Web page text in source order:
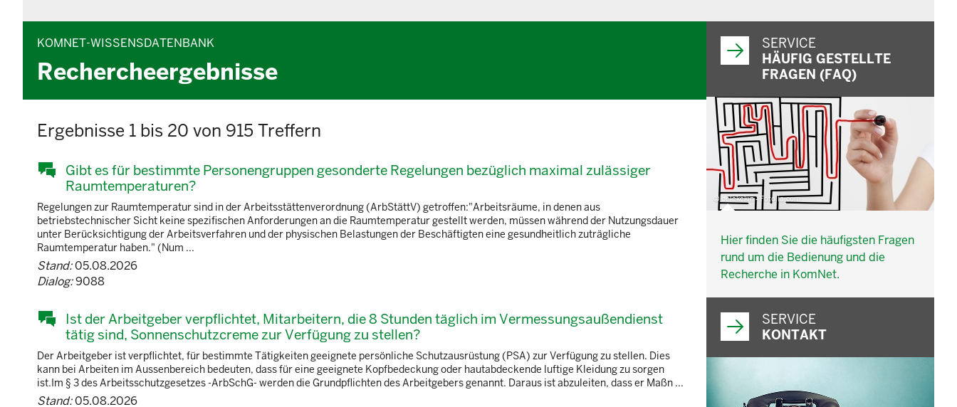
KOMNET-WISSENSDATENBANK
Rechercheergebnisse
Ergebnisse 1 bis 20 von 915 Treffern
Gibt es für bestimmte Personengruppen gesonderte Regelungen bezüglich maximal zulässiger
Raumtemperaturen?
Regelungen zur Raumtemperatur sind in der Arbeitsstättenverordnung (ArbStättV) getroffen:"Arbeitsräume, in denen aus
betriebstechnischer Sicht keine spezifischen Anforderungen an die Raumtemperatur gestellt werden, müssen während der Nutzungsdauer
unter Berücksichtigung der Arbeitsverfahren und der physischen Belastungen der Beschäftigten eine gesundheitlich zuträgliche
Raumtemperatur haben." (Num ...
Stand:05.08.2026
Dialog:9088
Ist der Arbeitgeber verpflichtet, Mitarbeitern, die 8 Stunden täglich im Vermessungsaußendienst
tätig sind, Sonnenschutzcreme zur Verfügung zu stellen?
Der Arbeitgeber ist verpflichtet, für bestimmte Tätigkeiten geeignete persönliche Schutzausrüstung (PSA) zur Verfügung zu stellen. Dies
kann bei Arbeiten im Aussenbereich bedeuten, dass für eine geeignete Kopfbedeckung oder hautabdeckende luftige Kleidung zu sorgen
ist.Im § 3 des Arbeitsschutzgesetzes -ArbSchG- werden die Grundpflichten des Arbeitgebers genannt. Daraus ist abzuleiten, dass er Maßn ...
Stand:05.08.2026
SERVICE
HÄUFIG GESTELLTE
FRAGEN (FAQ)
© belekekin - Fotolia.com
Hier finden Sie die häufigsten Fragen
rund um die Bedienung und die
Recherche in KomNet.
SERVICE
KONTAKT